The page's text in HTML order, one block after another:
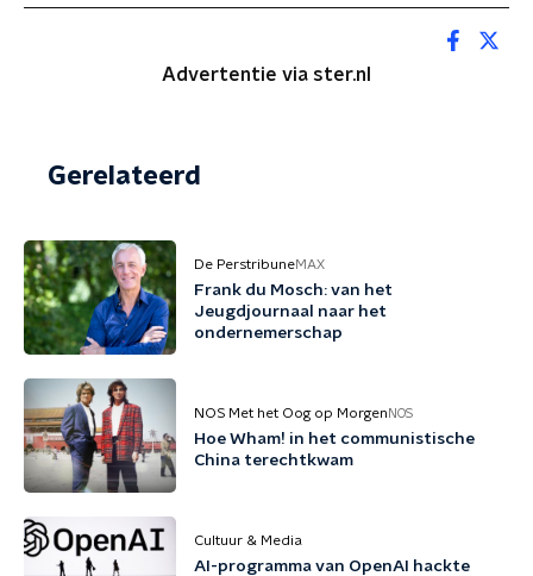
Advertentie via ster.nl
Gerelateerd
De PerstribuneMAX
Frank du Mosch: van het
Jeugdjournaal naar het
ondernemerschap
NOS Met het Oog op Morgen NOS
Hoe Wham! in het communistische
China terechtkwam
Cultuur & Media
AI-programma van OpenAI hackte